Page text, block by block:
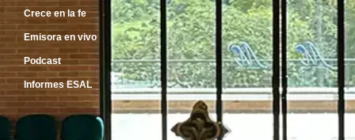
Crece en la fe
Emisora en vivo
Podcast
Informes ESAL